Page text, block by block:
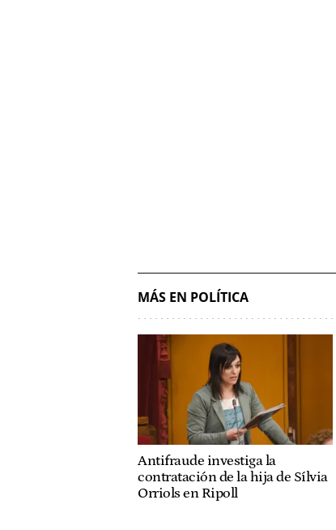
MÁS EN POLÍTICA
Antifraude investiga la
contratación de la hija de Sílvia
Orriols en Ripoll